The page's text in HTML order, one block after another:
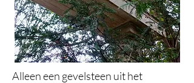
Alleen een gevelsteen uit het